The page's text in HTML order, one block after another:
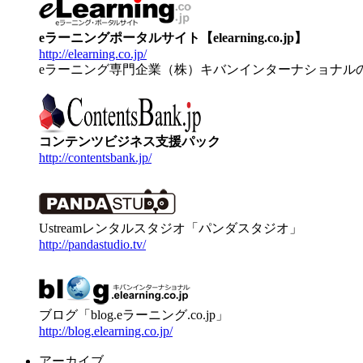
eラーニングポータルサイト【elearning.co.jp】
http://elearning.co.jp/
eラーニング専門企業（株）キバンインターナショナル
コンテンツビジネス支援パック
http://contentsbank.jp/
Ustreamレンタルスタジオ「パンダスタジオ」
http://pandastudio.tv/
ブログ「blog.eラーニング.co.jp」
http://blog.elearning.co.jp/